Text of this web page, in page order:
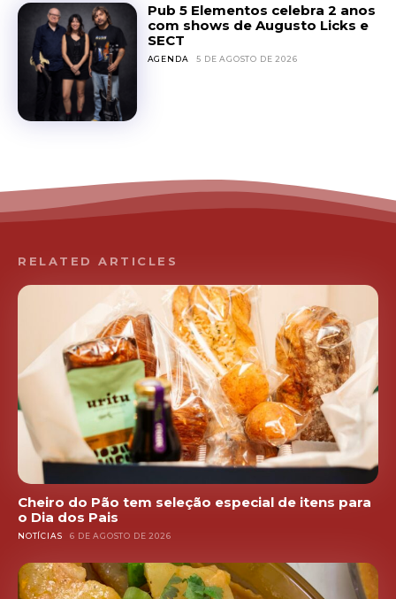
Pub 5 Elementos celebra 2 anos
com shows de Augusto Licks e
SECT
AGENDA 5 DE AGOSTO DE 2026
RELATED ARTICLES
Cheiro do Pão tem seleção especial de itens para
o Dia dos Pais
NOTÍCIAS 6 DE AGOSTO DE 2026